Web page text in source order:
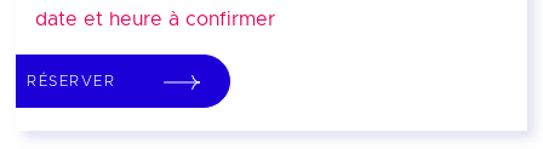
date et heure à confirmer
RÉSERVER